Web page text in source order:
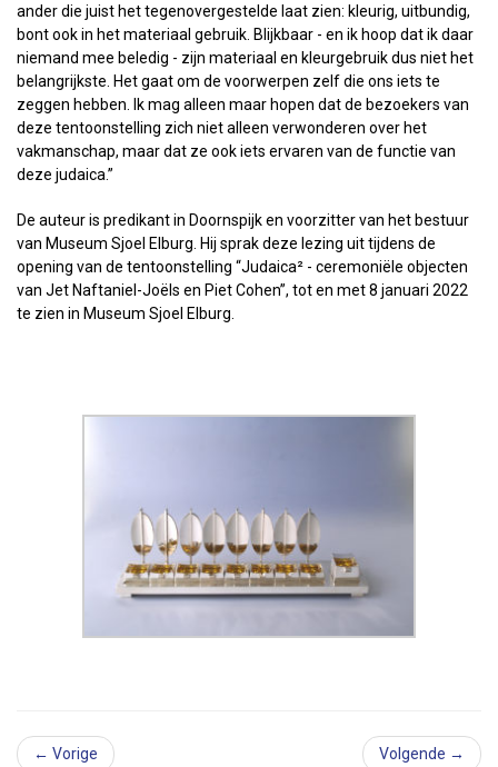
ander die juist het tegenovergestelde laat zien: kleurig, uitbundig,
bont ook in het materiaal gebruik. Blijkbaar - en ik hoop dat ik daar
niemand mee beledig - zijn materiaal en kleurgebruik dus niet het
belangrijkste. Het gaat om de voorwerpen zelf die ons iets te
zeggen hebben. Ik mag alleen maar hopen dat de bezoekers van
deze tentoonstelling zich niet alleen verwonderen over het
vakmanschap, maar dat ze ook iets ervaren van de functie van
deze judaica.”
De auteur is predikant in Doornspijk en voorzitter van het bestuur
van Museum Sjoel Elburg. Hij sprak deze lezing uit tijdens de
opening van de tentoonstelling “Judaica² - ceremoniële objecten
van Jet Naftaniel-Joëls en Piet Cohen”, tot en met 8 januari 2022
te zien in Museum Sjoel Elburg.
← Vorige Volgende →